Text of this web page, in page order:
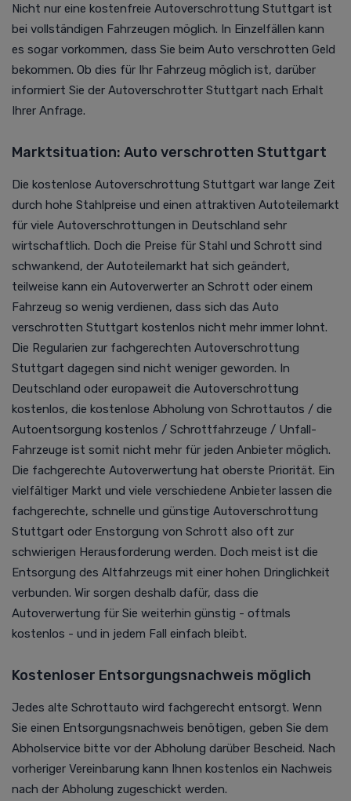
Nicht nur eine kostenfreie Autoverschrottung Stuttgart ist
bei vollständigen Fahrzeugen möglich. In Einzelfällen kann
es sogar vorkommen, dass Sie beim Auto verschrotten Geld
bekommen. Ob dies für Ihr Fahrzeug möglich ist, darüber
informiert Sie der Autoverschrotter Stuttgart nach Erhalt
Ihrer Anfrage.
Marktsituation: Auto verschrotten Stuttgart
Die kostenlose Autoverschrottung Stuttgart war lange Zeit
durch hohe Stahlpreise und einen attraktiven Autoteilemarkt
für viele Autoverschrottungen in Deutschland sehr
wirtschaftlich. Doch die Preise für Stahl und Schrott sind
schwankend, der Autoteilemarkt hat sich geändert,
teilweise kann ein Autoverwerter an Schrott oder einem
Fahrzeug so wenig verdienen, dass sich das Auto
verschrotten Stuttgart kostenlos nicht mehr immer lohnt.
Die Regularien zur fachgerechten Autoverschrottung
Stuttgart dagegen sind nicht weniger geworden. In
Deutschland oder europaweit die Autoverschrottung
kostenlos, die kostenlose Abholung von Schrottautos / die
Autoentsorgung kostenlos / Schrottfahrzeuge / Unfall-
Fahrzeuge ist somit nicht mehr für jeden Anbieter möglich.
Die fachgerechte Autoverwertung hat oberste Priorität. Ein
vielfältiger Markt und viele verschiedene Anbieter lassen die
fachgerechte, schnelle und günstige Autoverschrottung
Stuttgart oder Enstorgung von Schrott also oft zur
schwierigen Herausforderung werden. Doch meist ist die
Entsorgung des Altfahrzeugs mit einer hohen Dringlichkeit
verbunden. Wir sorgen deshalb dafür, dass die
Autoverwertung für Sie weiterhin günstig - oftmals
kostenlos - und in jedem Fall einfach bleibt.
Kostenloser Entsorgungsnachweis möglich
Jedes alte Schrottauto wird fachgerecht entsorgt. Wenn
Sie einen Entsorgungsnachweis benötigen, geben Sie dem
Abholservice bitte vor der Abholung darüber Bescheid. Nach
vorheriger Vereinbarung kann Ihnen kostenlos ein Nachweis
nach der Abholung zugeschickt werden.